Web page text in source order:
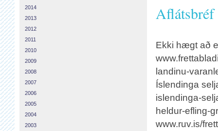
Aflátsbréf
Ekki hægt að
landinu-
Íslendinga
islendinga-
heldur-efling-
www.ruv.is/
2014
2013
2012
2011
2010
2009
2008
2007
2006
2005
2004
2003